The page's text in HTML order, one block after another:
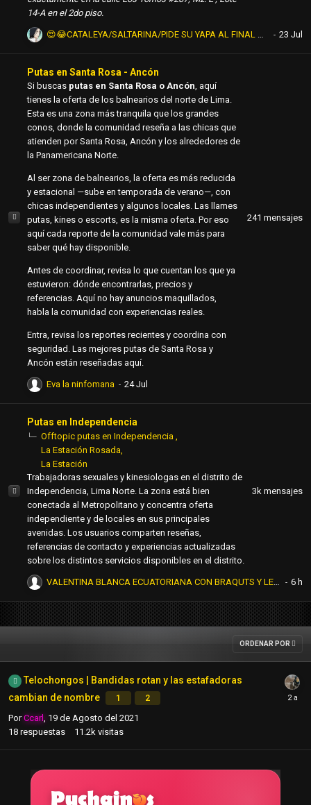
14-A en el 2do piso.
Putas en Santa Rosa - Ancón
Si buscas putas en Santa Rosa o Ancón , aquí
tienes la oferta de los balnearios del norte de Lima.
Esta es una zona más tranquila que los grandes
conos, donde la comunidad reseña a las chicas que
atienden por Santa Rosa, Ancón y los alrededores de
la Panamericana Norte.
Al ser zona de balnearios, la oferta es más reducida
y estacional —sube en temporada de verano—, con
chicas independientes y algunos locales. Las llames
putas, kines o escorts, es la misma oferta. Por eso
aquí cada reporte de la comunidad vale más para
saber qué hay disponible.
Antes de coordinar, revisa lo que cuentan los que ya
estuvieron: dónde encontrarlas, precios y
referencias. Aquí no hay anuncios maquillados,
habla la comunidad con experiencias reales.
Entra, revisa los reportes recientes y coordina con
seguridad. Las mejores putas de Santa Rosa y
Ancón están reseñadas aquí.
241 mensajes
Eva la ninfomana
Putas en Independencia
Offtopic putas en Independencia
La Estación Rosada
La Estación
Trabajadoras sexuales y kinesiologas en el distrito de
Independencia, Lima Norte. La zona está bien
conectada al Metropolitano y concentra oferta
independiente y de locales en sus principales
avenidas. Los usuarios comparten reseñas,
referencias de contacto y experiencias actualizadas
sobre los distintos servicios disponibles en el distrito.
3k mensajes
ORDENAR POR
Telochongos | Bandidas rotan y las estafadoras
cambian de nombre
1 2
PorCcarl, 19 de Agosto del 2021
18 respuestas 11.2k visitas